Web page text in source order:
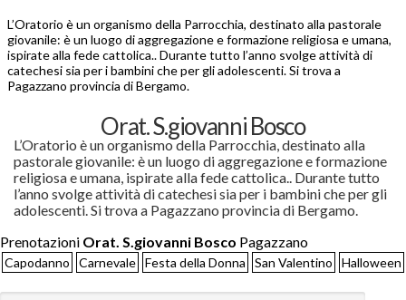
L’Oratorio è un organismo della Parrocchia, destinato alla pastorale
giovanile: è un luogo di aggregazione e formazione religiosa e umana,
ispirate alla fede cattolica.. Durante tutto l’anno svolge attività di
catechesi sia per i bambini che per gli adolescenti. Si trova a
Pagazzano provincia di Bergamo.
Orat. S.giovanni Bosco
L’Oratorio è un organismo della Parrocchia, destinato alla
pastorale giovanile: è un luogo di aggregazione e formazione
religiosa e umana, ispirate alla fede cattolica.. Durante tutto
l’anno svolge attività di catechesi sia per i bambini che per gli
adolescenti. Si trova a Pagazzano provincia di Bergamo.
Prenotazioni Orat. S.giovanni Bosco Pagazzano
Capodanno Carnevale Festa della Donna San Valentino Halloween